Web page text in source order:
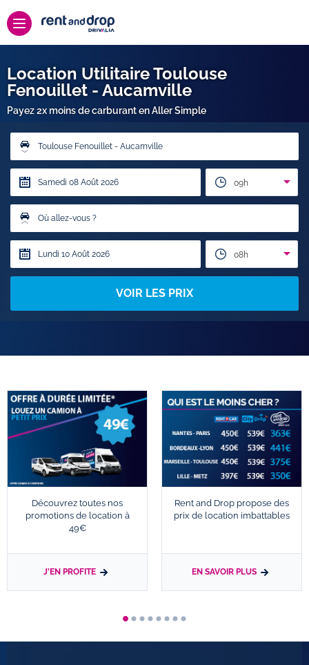
Location Utilitaire Toulouse
Fenouillet - Aucamville
Payez 2x moins de carburant en Aller Simple
Toulouse Fenouillet - Aucamville
09h
Où allez-vous ?
08h
VOIR LES PRIX
Découvrez toutes nos
promotions de location à
49€
J'EN PROFITE
Rent and Drop propose des
prix de location imbattables
EN SAVOIR PLUS